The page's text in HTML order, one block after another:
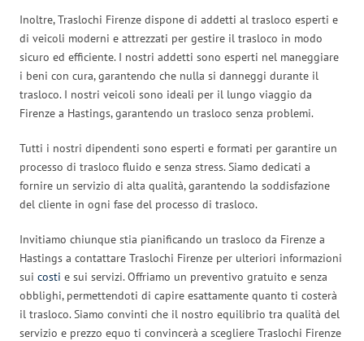
Inoltre, Traslochi Firenze dispone di addetti al trasloco esperti e
di veicoli moderni e attrezzati per gestire il trasloco in modo
sicuro ed efficiente. I nostri addetti sono esperti nel maneggiare
i beni con cura, garantendo che nulla si danneggi durante il
trasloco. I nostri veicoli sono ideali per il lungo viaggio da
Firenze a Hastings, garantendo un trasloco senza problemi.
Tutti i nostri dipendenti sono esperti e formati per garantire un
processo di trasloco fluido e senza stress. Siamo dedicati a
fornire un servizio di alta qualità, garantendo la soddisfazione
del cliente in ogni fase del processo di trasloco.
Invitiamo chiunque stia pianificando un trasloco da Firenze a
Hastings a contattare Traslochi Firenze per ulteriori informazioni
sui costi e sui servizi. Offriamo un preventivo gratuito e senza
obblighi, permettendoti di capire esattamente quanto ti costerà
il trasloco. Siamo convinti che il nostro equilibrio tra qualità del
servizio e prezzo equo ti convincerà a scegliere Traslochi Firenze